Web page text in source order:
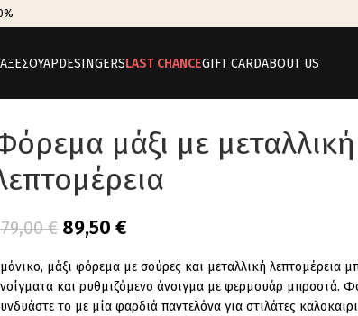
ΑΞΕΣΟΥΑΡDESINGERSLAST CHANCEGIFT CARDABOUT US
μάξι με μεταλλική
€ 89,50 €
μάξι φόρεμα με σούρες και μεταλλική λεπτομέρεια
και ρυθμιζόμενο άνοιγμα με φερμουάρ μπροστά.
το με μία φαρδιά παντελόνα για στιλάτες